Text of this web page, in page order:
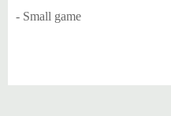
- Small game